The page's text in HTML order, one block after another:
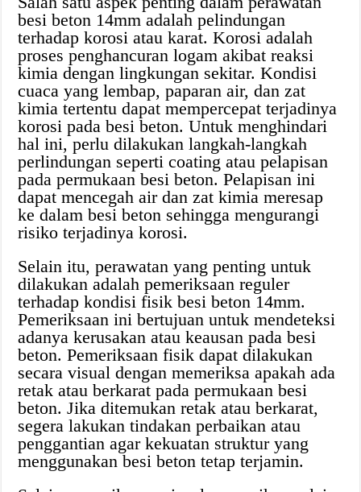
besi beton 14mm adalah pelindungan
terhadap korosi atau karat. Korosi adalah
proses penghancuran logam akibat reaksi
kimia dengan lingkungan sekitar. Kondisi
cuaca yang lembap, paparan air, dan zat
kimia tertentu dapat mempercepat terjadinya
korosi pada besi beton. Untuk menghindari
hal ini, perlu dilakukan langkah-langkah
perlindungan seperti coating atau pelapisan
pada permukaan besi beton. Pelapisan ini
dapat mencegah air dan zat kimia meresap
ke dalam besi beton sehingga mengurangi
risiko terjadinya korosi.
Selain itu, perawatan yang penting untuk
dilakukan adalah pemeriksaan reguler
terhadap kondisi fisik besi beton 14mm.
Pemeriksaan ini bertujuan untuk mendeteksi
adanya kerusakan atau keausan pada besi
beton. Pemeriksaan fisik dapat dilakukan
secara visual dengan memeriksa apakah ada
retak atau berkarat pada permukaan besi
beton. Jika ditemukan retak atau berkarat,
segera lakukan tindakan perbaikan atau
penggantian agar kekuatan struktur yang
menggunakan besi beton tetap terjamin.